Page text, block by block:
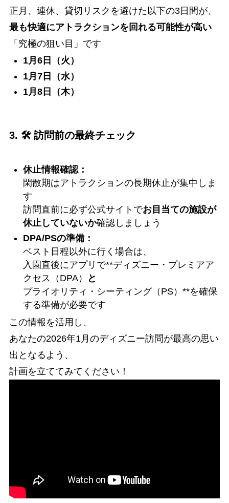
正月、連休、貸切リスクを避けた以下の3日間が、
最も快適にアトラクションを回れる可能性が高い
「究極の狙い目」です
1月6日（火）
1月7日（水）
1月8日（木）
3. 🛠️ 訪問前の最終チェック
休止情報確認：
閑散期はアトラクションの長期休止が集中しま
す
訪問直前に必ず公式サイトでお目当ての施設が
休止していないか確認しましょう
DPA/PSの準備：
ベスト日程以外に行く場合は、
入園直後にアプリで**ディズニー・プレミアア
クセス（DPA）
と
プライオリティ・シーティング（PS）**を確保
する準備が必要です
この情報を活用し、
あなたの2026年1月のディズニー訪問が最高の思い
出となるよう、
計画を立ててみてください！